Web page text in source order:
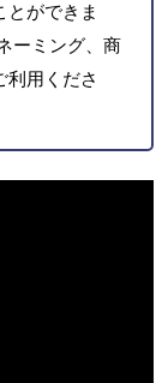
とができま
ーミング、商
用くださ